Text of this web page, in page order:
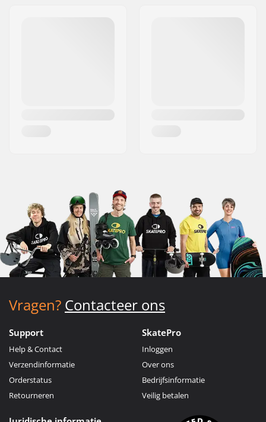
Vragen? Contacteer ons
Support
Help & Contact
Verzendinformatie
Orderstatus
Retourneren
SkatePro
Inloggen
Over ons
Bedrijfsinformatie
Veilig betalen